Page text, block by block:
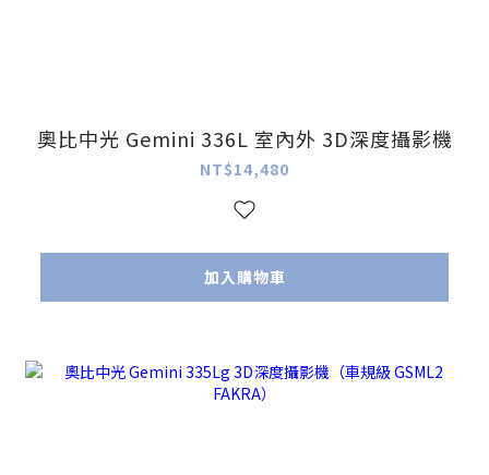
奧比中光 Gemini 336L 室內外 3D深度攝影機
NT$14,480
加入購物車